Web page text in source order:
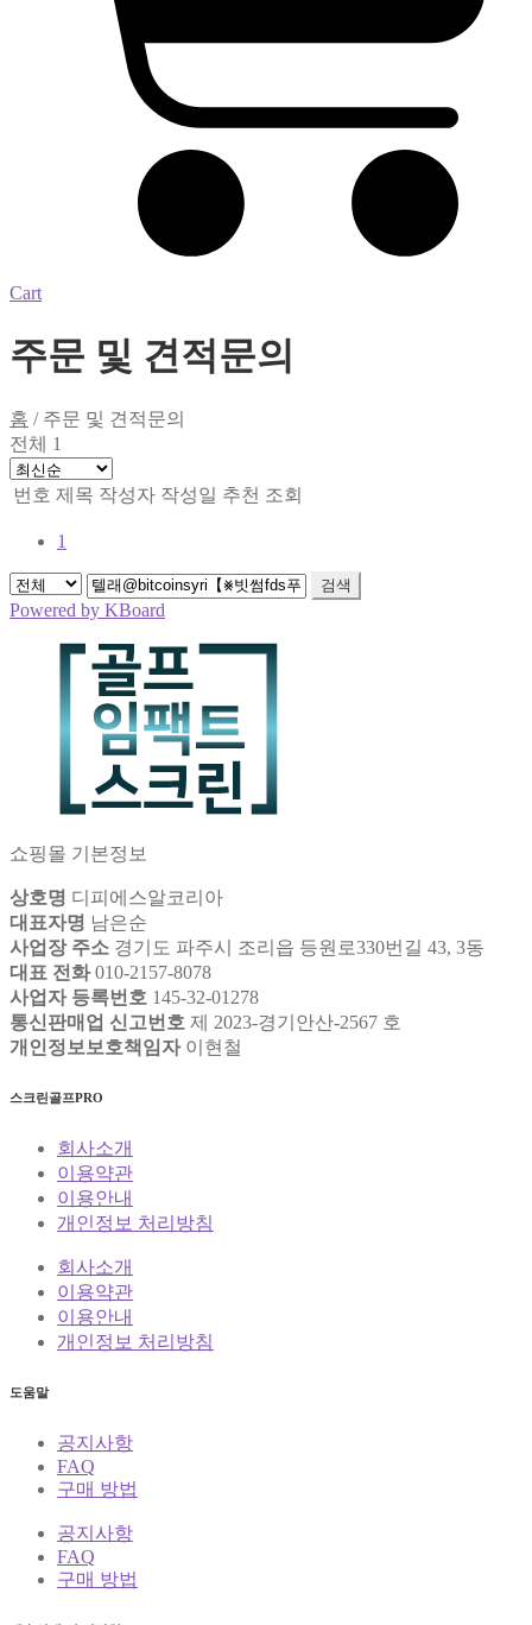
Cart
주문 및 견적문의
홈 / 주문 및 견적문의
전체 1
번호 제목 작성자 작성일 추천 조회
1
검색
Powered by KBoard
쇼핑몰 기본정보
상호명 디피에스알코리아
대표자명 남은순
사업장 주소 경기도 파주시 조리읍 등원로330번길 43, 3동
대표 전화010-2157-8078
사업자 등록번호 145-32-01278
통신판매업 신고번호 제 2023-경기안산-2567 호
개인정보보호책임자이현철
스크린골프PRO
회사소개
이용약관
이용안내
개인정보 처리방침
회사소개
이용약관
이용안내
개인정보 처리방침
도움말
공지사항
FAQ
구매 방법
공지사항
FAQ
구매 방법